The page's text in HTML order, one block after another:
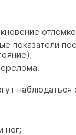
показатели
ног;